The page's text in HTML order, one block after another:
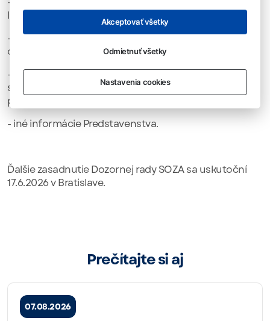
licencovania podujatí na voľnom priestranstve,
- informácie o rokovaniach s 02 Slovakia o urovnaní v
oblasti retransmisie a doplnkových služieb,
- informácie o ďalšom postupe pri výkone spoločnej
správy v oblasti retransmisie, náhrad odmien a
prevádzkarňach s technickými zariadeniami,
- iné informácie Predstavenstva.
Ďalšie zasadnutie Dozornej rady SOZA sa uskutoční
17.6.2026 v Bratislave.
Prečítajte si aj
07.08.2026
Akceptovať všetky
Odmietnuť všetky
Nastavenia cookies